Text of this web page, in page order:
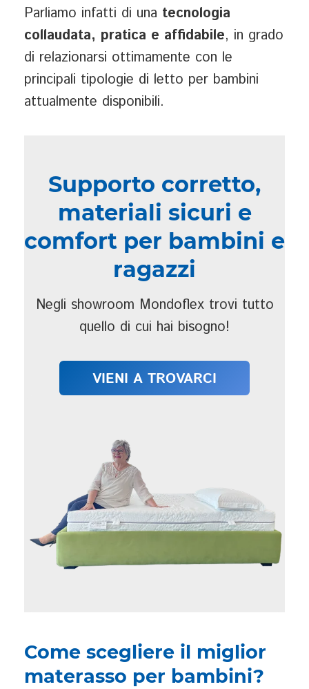
Parliamo infatti di una tecnologia
collaudata, pratica e affidabile, in grado
di relazionarsi ottimamente con le
principali tipologie di letto per bambini
attualmente disponibili.
Supporto corretto,
materiali sicuri e
comfort per bambini e
ragazzi
Negli showroom Mondoflex trovi tutto
quello di cui hai bisogno!
VIENI A TROVARCI
Come scegliere il miglior
materasso per bambini?